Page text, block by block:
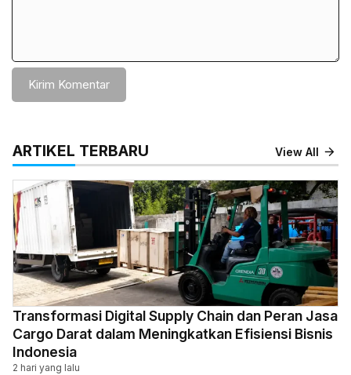
ARTIKEL TERBARU View All
Transformasi Digital Supply Chain dan Peran Jasa
Cargo Darat dalam Meningkatkan Efisiensi Bisnis
Indonesia
2 hari yang lalu